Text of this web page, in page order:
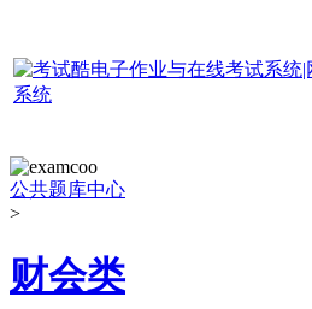
公共题库中心
>
财会类